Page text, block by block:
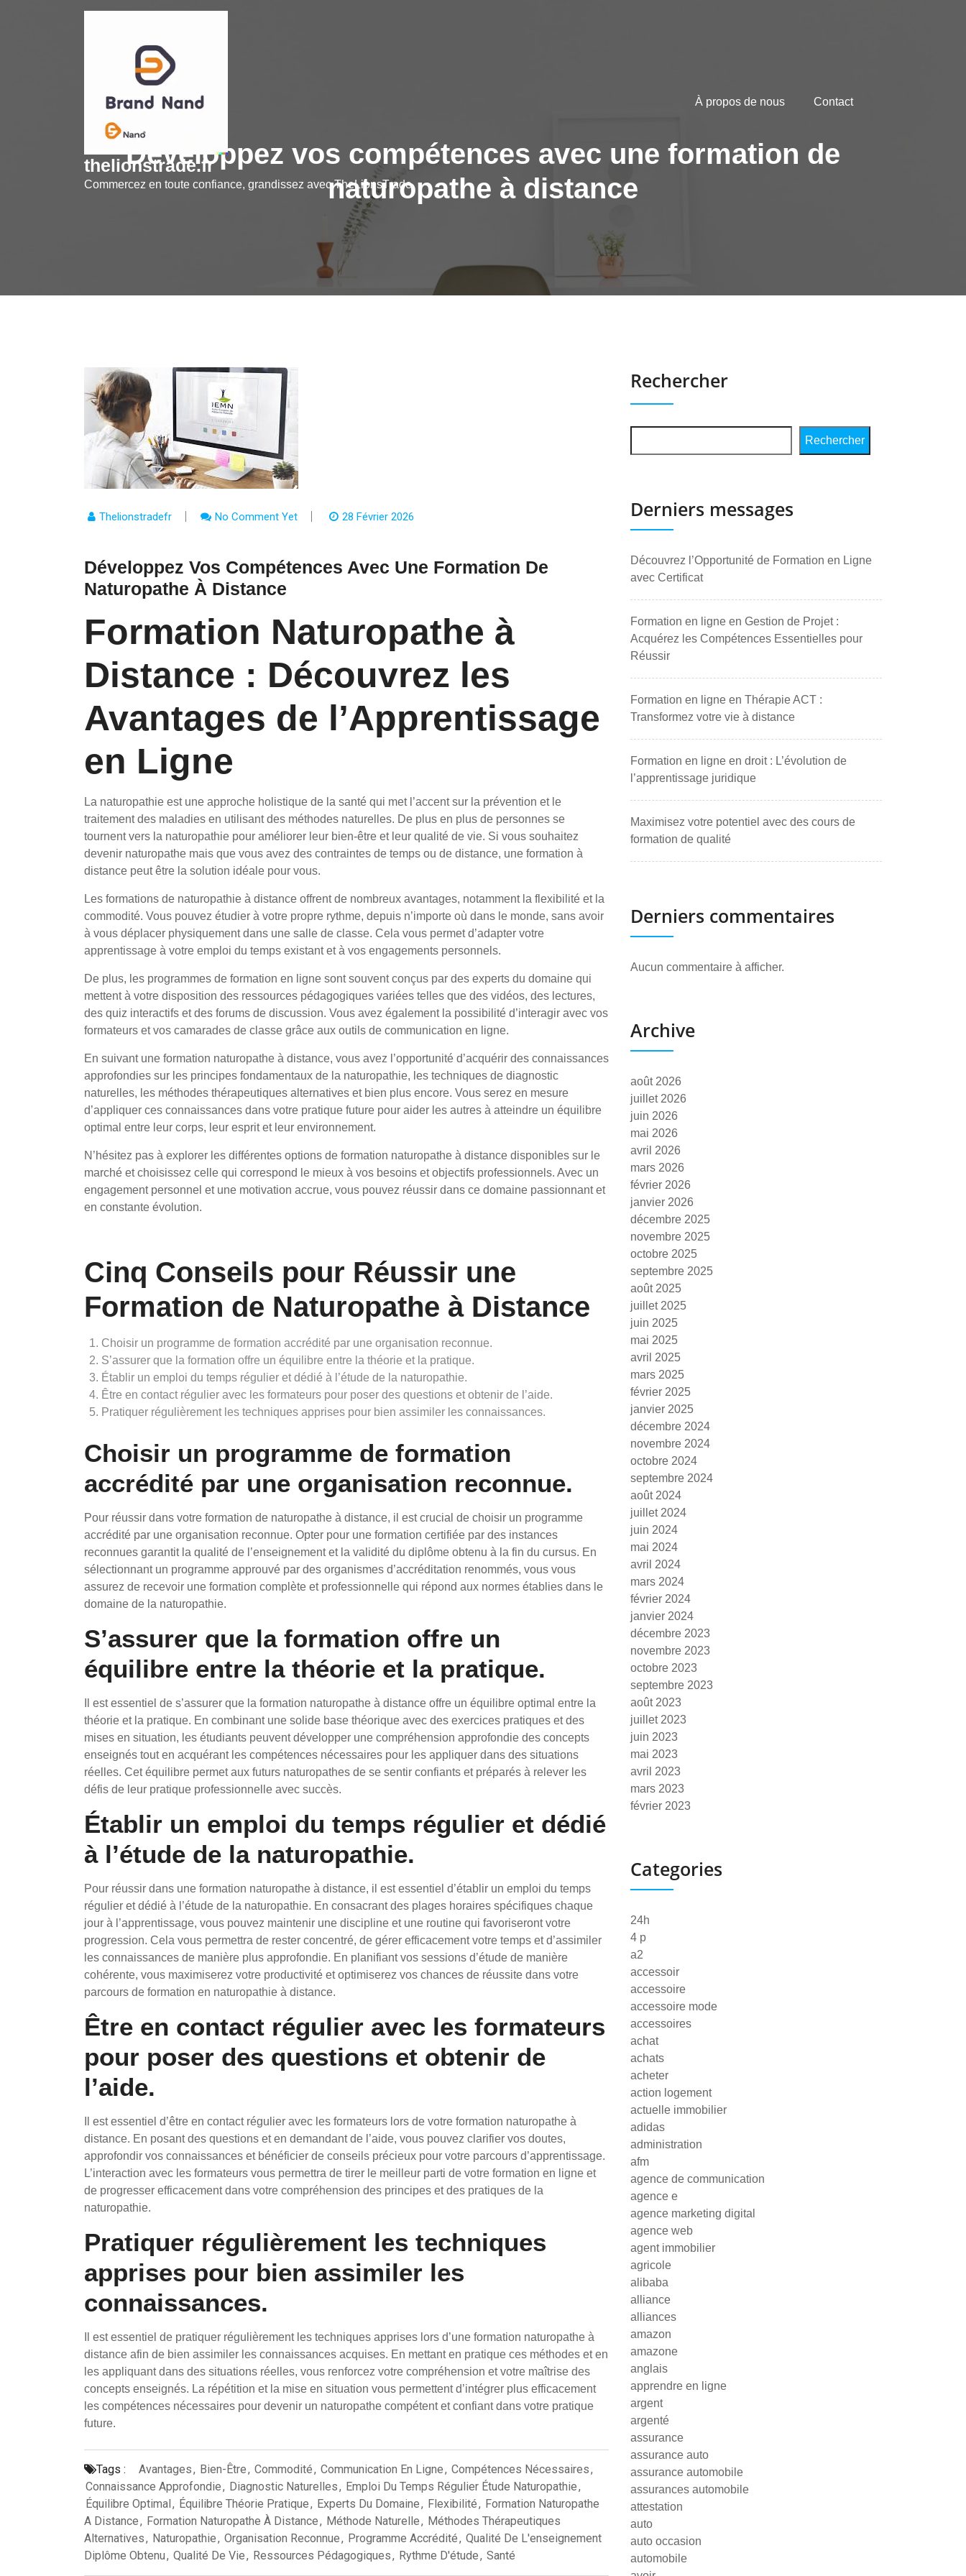
thelionstrade.fr
Commercez en toute confiance, grandissez avec TheLionsTrade
À propos de nous Contact
Développez vos compétences avec une formation de
naturopathe à distance
Thelionstradefr No Comment Yet 28 Février 2026
Développez Vos Compétences Avec Une Formation De
Naturopathe À Distance
Formation Naturopathe à
Distance : Découvrez les
Avantages de l’Apprentissage
en Ligne
La naturopathie est une approche holistique de la santé qui met l’accent sur la prévention et le
traitement des maladies en utilisant des méthodes naturelles. De plus en plus de personnes se
tournent vers la naturopathie pour améliorer leur bien-être et leur qualité de vie. Si vous souhaitez
devenir naturopathe mais que vous avez des contraintes de temps ou de distance, une formation à
distance peut être la solution idéale pour vous.
Les formations de naturopathie à distance offrent de nombreux avantages, notamment la flexibilité et la
commodité. Vous pouvez étudier à votre propre rythme, depuis n’importe où dans le monde, sans avoir
à vous déplacer physiquement dans une salle de classe. Cela vous permet d’adapter votre
apprentissage à votre emploi du temps existant et à vos engagements personnels.
De plus, les programmes de formation en ligne sont souvent conçus par des experts du domaine qui
mettent à votre disposition des ressources pédagogiques variées telles que des vidéos, des lectures,
des quiz interactifs et des forums de discussion. Vous avez également la possibilité d’interagir avec vos
formateurs et vos camarades de classe grâce aux outils de communication en ligne.
En suivant une formation naturopathe à distance, vous avez l’opportunité d’acquérir des connaissances
approfondies sur les principes fondamentaux de la naturopathie, les techniques de diagnostic
naturelles, les méthodes thérapeutiques alternatives et bien plus encore. Vous serez en mesure
d’appliquer ces connaissances dans votre pratique future pour aider les autres à atteindre un équilibre
optimal entre leur corps, leur esprit et leur environnement.
N’hésitez pas à explorer les différentes options de formation naturopathe à distance disponibles sur le
marché et choisissez celle qui correspond le mieux à vos besoins et objectifs professionnels. Avec un
engagement personnel et une motivation accrue, vous pouvez réussir dans ce domaine passionnant et
en constante évolution.
Cinq Conseils pour Réussir une
Formation de Naturopathe à Distance
Choisir un programme de formation accrédité par une organisation reconnue.
S’assurer que la formation offre un équilibre entre la théorie et la pratique.
Établir un emploi du temps régulier et dédié à l’étude de la naturopathie.
Être en contact régulier avec les formateurs pour poser des questions et obtenir de l’aide.
Pratiquer régulièrement les techniques apprises pour bien assimiler les connaissances.
Choisir un programme de formation
accrédité par une organisation reconnue.
Pour réussir dans votre formation de naturopathe à distance, il est crucial de choisir un programme
accrédité par une organisation reconnue. Opter pour une formation certifiée par des instances
reconnues garantit la qualité de l’enseignement et la validité du diplôme obtenu à la fin du cursus. En
sélectionnant un programme approuvé par des organismes d’accréditation renommés, vous vous
assurez de recevoir une formation complète et professionnelle qui répond aux normes établies dans le
domaine de la naturopathie.
S’assurer que la formation offre un
équilibre entre la théorie et la pratique.
Il est essentiel de s’assurer que la formation naturopathe à distance offre un équilibre optimal entre la
théorie et la pratique. En combinant une solide base théorique avec des exercices pratiques et des
mises en situation, les étudiants peuvent développer une compréhension approfondie des concepts
enseignés tout en acquérant les compétences nécessaires pour les appliquer dans des situations
réelles. Cet équilibre permet aux futurs naturopathes de se sentir confiants et préparés à relever les
défis de leur pratique professionnelle avec succès.
Établir un emploi du temps régulier et dédié
à l’étude de la naturopathie.
Pour réussir dans une formation naturopathe à distance, il est essentiel d’établir un emploi du temps
régulier et dédié à l’étude de la naturopathie. En consacrant des plages horaires spécifiques chaque
jour à l’apprentissage, vous pouvez maintenir une discipline et une routine qui favoriseront votre
progression. Cela vous permettra de rester concentré, de gérer efficacement votre temps et d’assimiler
les connaissances de manière plus approfondie. En planifiant vos sessions d’étude de manière
cohérente, vous maximiserez votre productivité et optimiserez vos chances de réussite dans votre
parcours de formation en naturopathie à distance.
Être en contact régulier avec les formateurs
pour poser des questions et obtenir de
l’aide.
Il est essentiel d’être en contact régulier avec les formateurs lors de votre formation naturopathe à
distance. En posant des questions et en demandant de l’aide, vous pouvez clarifier vos doutes,
approfondir vos connaissances et bénéficier de conseils précieux pour votre parcours d’apprentissage.
L’interaction avec les formateurs vous permettra de tirer le meilleur parti de votre formation en ligne et
de progresser efficacement dans votre compréhension des principes et des pratiques de la
naturopathie.
Pratiquer régulièrement les techniques
apprises pour bien assimiler les
connaissances.
Il est essentiel de pratiquer régulièrement les techniques apprises lors d’une formation naturopathe à
distance afin de bien assimiler les connaissances acquises. En mettant en pratique ces méthodes et en
les appliquant dans des situations réelles, vous renforcez votre compréhension et votre maîtrise des
concepts enseignés. La répétition et la mise en situation vous permettent d’intégrer plus efficacement
les compétences nécessaires pour devenir un naturopathe compétent et confiant dans votre pratique
future.
Tags : Avantages, Bien-Être, Commodité, Communication En Ligne, Compétences Nécessaires,
Connaissance Approfondie, Diagnostic Naturelles, Emploi Du Temps Régulier Étude Naturopathie,
Équilibre Optimal, Équilibre Théorie Pratique, Experts Du Domaine, Flexibilité, Formation Naturopathe
A Distance, Formation Naturopathe À Distance, Méthode Naturelle, Méthodes Thérapeutiques
Alternatives, Naturopathie, Organisation Reconnue, Programme Accrédité, Qualité De L'enseignement
Diplôme Obtenu, Qualité De Vie, Ressources Pédagogiques, Rythme D'étude, Santé
Rechercher
Rechercher
Derniers messages
Découvrez l’Opportunité de Formation en Ligne
avec Certificat
Formation en ligne en Gestion de Projet :
Acquérez les Compétences Essentielles pour
Réussir
Formation en ligne en Thérapie ACT :
Transformez votre vie à distance
Formation en ligne en droit : L’évolution de
l’apprentissage juridique
Maximisez votre potentiel avec des cours de
formation de qualité
Derniers commentaires
Aucun commentaire à afficher.
Archive
août 2026
juillet 2026
juin 2026
mai 2026
avril 2026
mars 2026
février 2026
janvier 2026
décembre 2025
novembre 2025
octobre 2025
septembre 2025
août 2025
juillet 2025
juin 2025
mai 2025
avril 2025
mars 2025
février 2025
janvier 2025
décembre 2024
novembre 2024
octobre 2024
septembre 2024
août 2024
juillet 2024
juin 2024
mai 2024
avril 2024
mars 2024
février 2024
janvier 2024
décembre 2023
novembre 2023
octobre 2023
septembre 2023
août 2023
juillet 2023
juin 2023
mai 2023
avril 2023
mars 2023
février 2023
Categories
24h
4 p
a2
accessoir
accessoire
accessoire mode
accessoires
achat
achats
acheter
action logement
actuelle immobilier
adidas
administration
afm
agence de communication
agence e
agence marketing digital
agence web
agent immobilier
agricole
alibaba
alliance
alliances
amazon
amazone
anglais
apprendre en ligne
argent
argenté
assurance
assurance auto
assurance automobile
assurances automobile
attestation
auto
auto occasion
automobile